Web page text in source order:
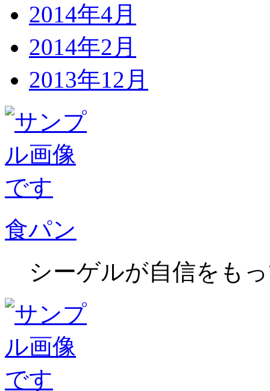
2014年4月
2014年2月
2013年12月
食パン
シーゲルが自信をも